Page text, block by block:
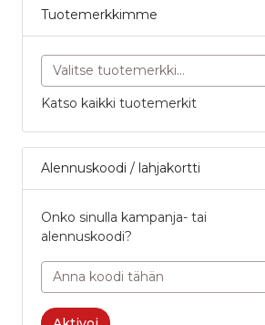
Tuotemerkkimme
Katso kaikki tuotemerkit
Alennuskoodi / lahjakortti
Onko sinulla kampanja- tai
alennuskoodi?